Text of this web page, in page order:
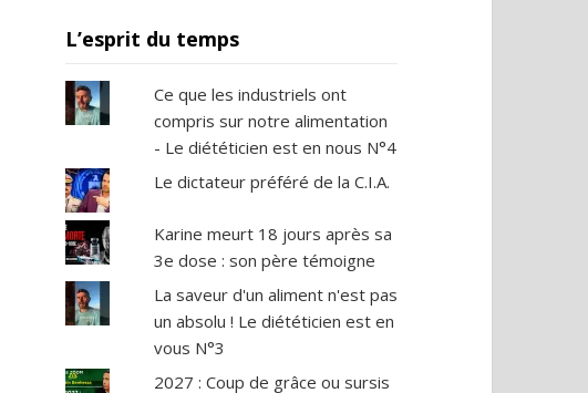
L’esprit du temps
Ce que les industriels ont
compris sur notre alimentation
- Le diététicien est en nous N°4
Le dictateur préféré de la C.I.A.
Karine meurt 18 jours après sa
3e dose : son père témoigne
La saveur d'un aliment n'est pas
un absolu ! Le diététicien est en
vous N°3
2027 : Coup de grâce ou sursis